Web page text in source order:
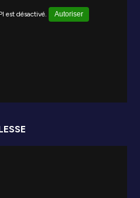
est désactivé. Autoriser